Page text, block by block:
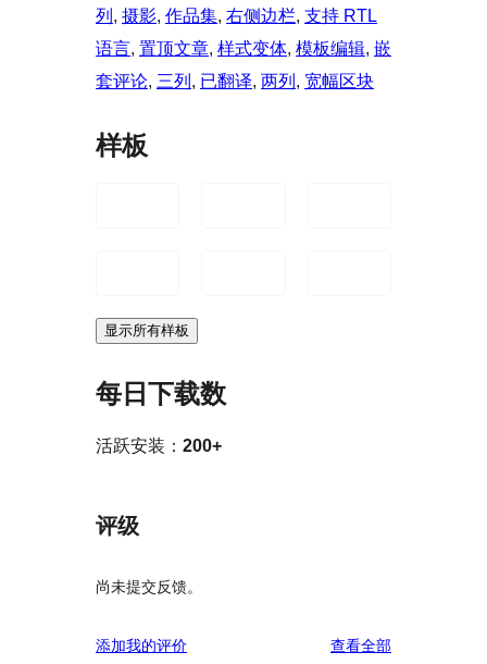
列 , 摄影, 作品集, 右侧边栏, 支持 RTL
语言, 置顶文章, 样式变体, 模板编辑, 嵌
套评论, 三列 , 已翻译, 两列 , 宽幅区块
样板
显示所有样板
每日下载数
活跃安装： 200+
评级
尚未提交反馈。
添加我的评价 查看全部评